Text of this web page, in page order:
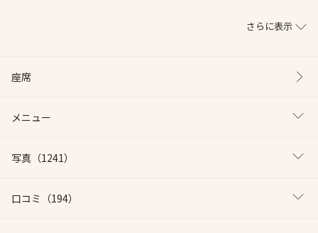
さらに表示
座席
メニュー
写真 （1241）
口コミ （194）